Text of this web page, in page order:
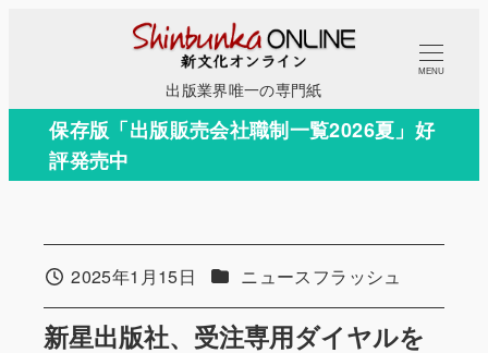
コ
テ
出版業界唯一の専門紙
MENU
保存版「出版販売会社職制一覧2026夏」好
評発売中
新星出版社、受注専用ダイヤルを
投稿日2025年1月15日 カテゴリー
ニュースフラッシュ